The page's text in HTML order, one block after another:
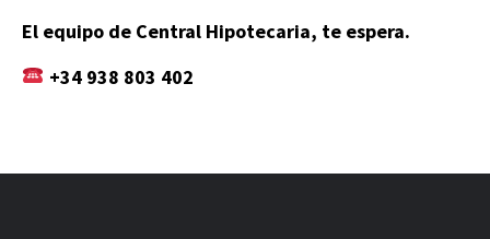
El equipo de Central Hipotecaria, te espera.
+34 938 803 402